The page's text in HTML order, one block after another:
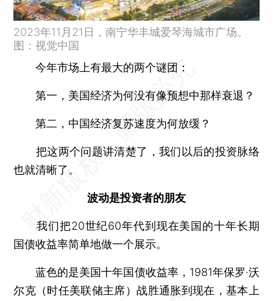
2023年11月21日，南宁华丰城爱琴海城市广场。
图：视觉中国
今年市场上有最大的两个谜团：
第一，美国经济为何没有像预想中那样衰退？
第二，中国经济复苏速度为何放缓？
把这两个问题讲清楚了，我们以后的投资脉络
也就清晰了。
波动是投资者的朋友
我们把20世纪60年代到现在美国的十年长期
国债收益率简单地做一个展示。
蓝色的是美国十年国债收益率，1981年保罗·沃
尔克（时任美联储主席）战胜通胀到现在，基本上